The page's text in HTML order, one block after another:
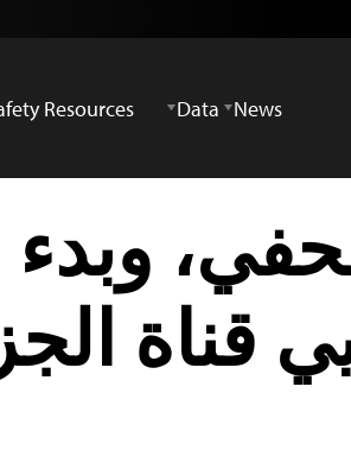
News
Data
Resources
وبدء
قناة